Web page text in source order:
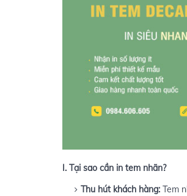
I. Tại sao cần in tem nhãn?
Thu hút khách hàng: Tem